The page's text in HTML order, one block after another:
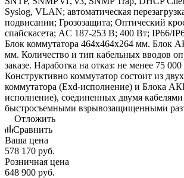
Syslog, VLAN; автоматическая
подвисании; Грозозащита; Оптический
спайскасета; AC 187-253 В; 400 Вт; IP66/
Блок коммутатора 464х464х264 мм. Блок
мм. Количество и тип кабельных вводов
заказе. Наработка на отказ: не менее 75 000
Конструктивно коммутатор состоит из
коммутатора (Exd-исполнение) и Блока
исполнение), соединенных двумя кабелями
быстросъемными взрывозащищенными
Отложить
Сравнить
Ваша цена
578 170 руб.
Розничная цена
648 900 руб.